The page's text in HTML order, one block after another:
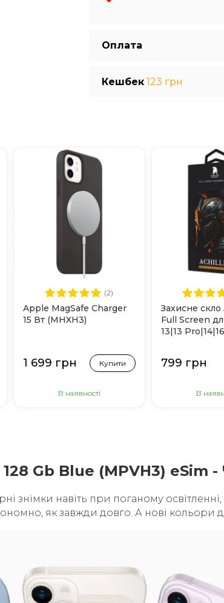
Оплата
Кешбек 123 грн
(2)
Apple MagSafe Charger
15 Вт (MHXH3)
1 699 грн Купити
В наявності
Захисне
Full Screen
13|13
799 грн
В
Gb Blue (MPVH3) eSim
знімки навіть при поганому
як завжди довго. А нові кольори